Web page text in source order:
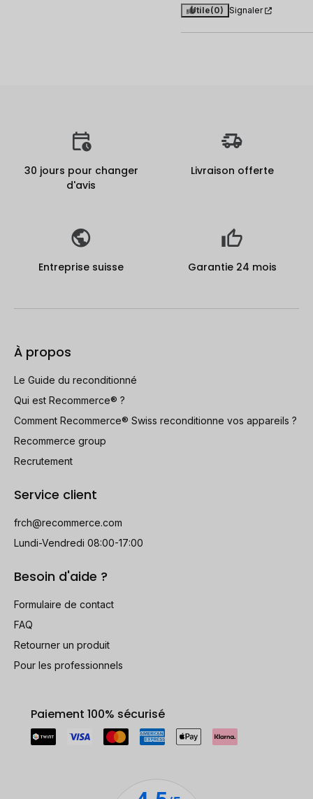
Utile(0) Signaler
30 jours pour changer
d'avis
Livraison offerte
Entreprise suisse Garantie 24 mois
À propos
Le Guide du reconditionné
Qui est Recommerce® ?
Comment Recommerce® Swiss reconditionne vos appareils ?
Recommerce group
Recrutement
Service client
frch@recommerce.com
Lundi-Vendredi 08:00-17:00
Besoin d'aide ?
Formulaire de contact
FAQ
Retourner un produit
Pour les professionnels
Paiement 100% sécurisé